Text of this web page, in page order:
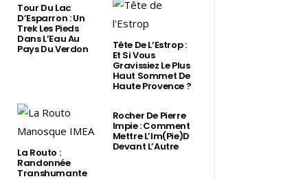
Tour Du Lac
D’Esparron : Un
Trek Les Pieds
Dans L’Eau Au
Pays Du Verdon Tête De L’Estrop :
Et Si Vous
Gravissiez Le Plus
Haut Sommet De
Haute Provence ?
La Routo :
Randonnée
Transhumante
Rocher De Pierre
Impie : Comment
Mettre L’Im(Pie)d
Devant L’Autre